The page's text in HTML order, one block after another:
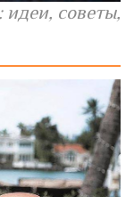
идеи, советы,